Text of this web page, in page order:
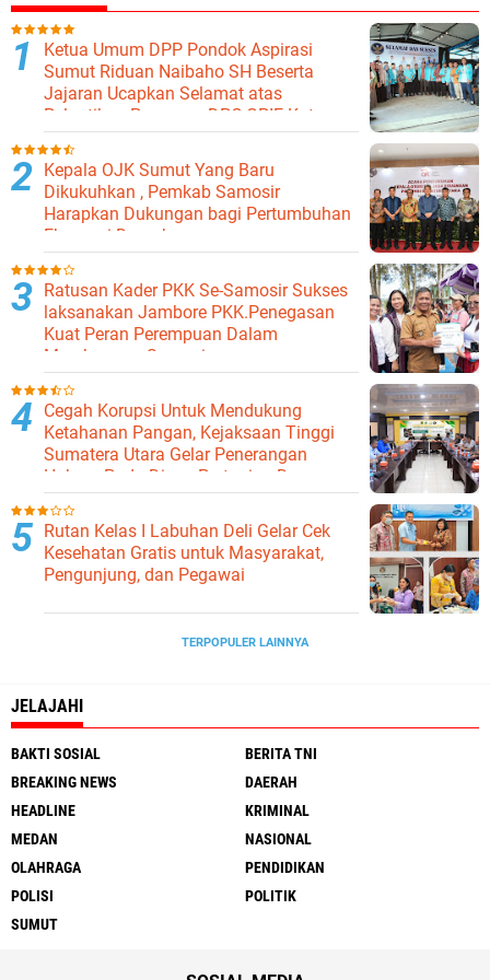
Ketua Umum DPP Pondok Aspirasi
Sumut Riduan Naibaho SH Beserta
Jajaran Ucapkan Selamat atas
Pelantikan Pengurus DPC GPIE Kota
Binjai
Kepala OJK Sumut Yang Baru
Dikukuhkan , Pemkab Samosir
Harapkan Dukungan bagi Pertumbuhan
Ekonomi Daerah
Ratusan Kader PKK Se-Samosir Sukses
laksanakan Jambore PKK.Penegasan
Kuat Peran Perempuan Dalam
Membangun Samosir.
Cegah Korupsi Untuk Mendukung
Ketahanan Pangan, Kejaksaan Tinggi
Sumatera Utara Gelar Penerangan
Hukum Pada Dinas Pertanian Dan
Ketahanan Pangan
Rutan Kelas I Labuhan Deli Gelar Cek
Kesehatan Gratis untuk Masyarakat,
Pengunjung, dan Pegawai
TERPOPULER LAINNYA
JELAJAHI
BAKTI SOSIAL
BERITA TNI
BREAKING NEWS
DAERAH
HEADLINE
KRIMINAL
MEDAN
NASIONAL
OLAHRAGA
PENDIDIKAN
POLISI
POLITIK
SUMUT